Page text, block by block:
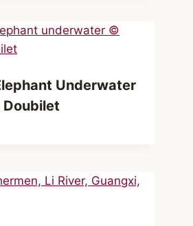
Underwater